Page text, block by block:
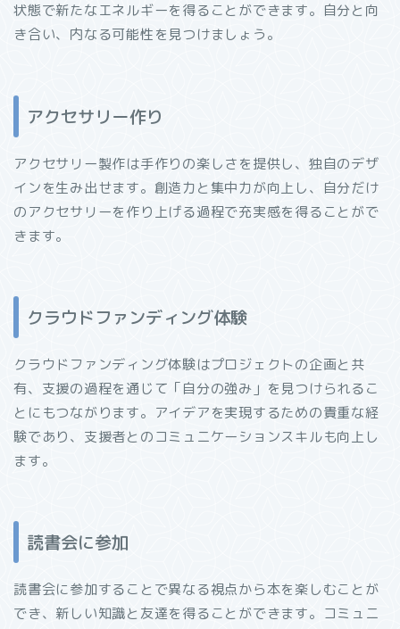
状態で新たなエネルギーを得ることができます。自分と向
き合い、内なる可能性を見つけましょう。
アクセサリー作り
アクセサリー製作は手作りの楽しさを提供し、独自のデザ
インを生み出せます。創造力と集中力が向上し、自分だけ
のアクセサリーを作り上げる過程で充実感を得ることがで
きます。
クラウドファンディング体験
クラウドファンディング体験はプロジェクトの企画と共
有、支援の過程を通じて「自分の強み」を見つけられるこ
とにもつながります。アイデアを実現するための貴重な経
験であり、支援者とのコミュニケーションスキルも向上し
ます。
読書会に参加
読書会に参加することで異なる視点から本を楽しむことが
でき、新しい知識と友達を得ることができます。コミュニ